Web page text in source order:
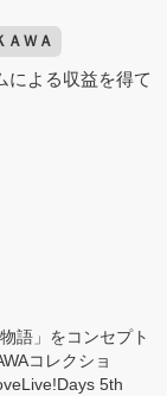
ＡＷＡ
による収益を得て
語」をコンセプト
コレクショ
5th